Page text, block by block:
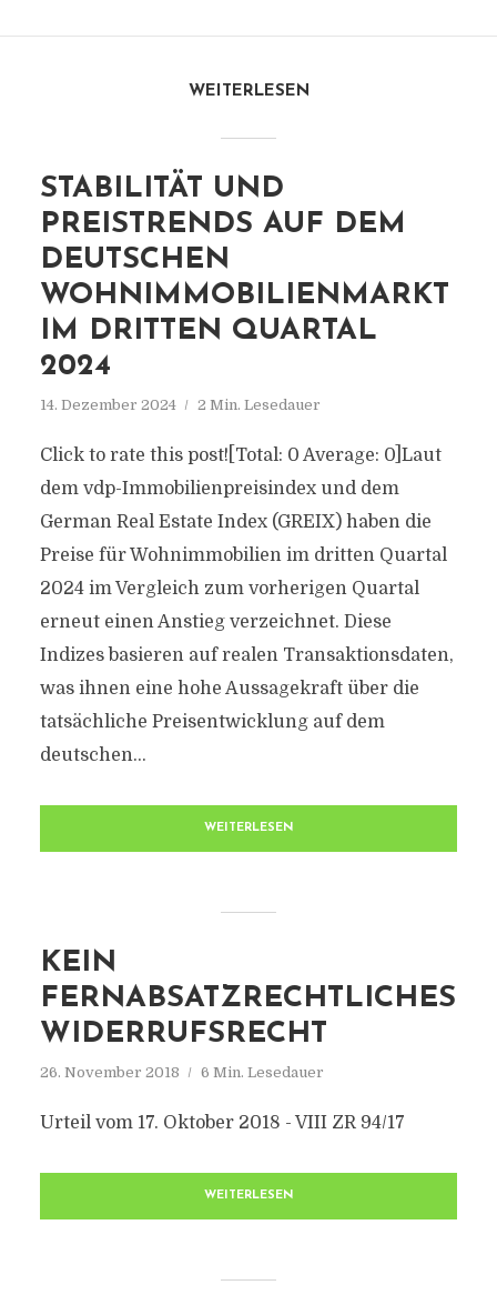
WEITERLESEN
STABILITÄT UND
PREISTRENDS AUF DEM
DEUTSCHEN
WOHNIMMOBILIENMARKT
IM DRITTEN QUARTAL
2024
14. Dezember 2024 2 Min. Lesedauer
Click to rate this post![Total: 0 Average: 0]Laut
dem vdp-Immobilienpreisindex und dem
German Real Estate Index (GREIX) haben die
Preise für Wohnimmobilien im dritten Quartal
2024 im Vergleich zum vorherigen Quartal
erneut einen Anstieg verzeichnet. Diese
Indizes basieren auf realen Transaktionsdaten,
was ihnen eine hohe Aussagekraft über die
tatsächliche Preisentwicklung auf dem
deutschen...
WEITERLESEN
KEIN
FERNABSATZRECHTLICHES
WIDERRUFSRECHT
26. November 2018 6 Min. Lesedauer
Urteil vom 17. Oktober 2018 - VIII ZR 94/17
WEITERLESEN